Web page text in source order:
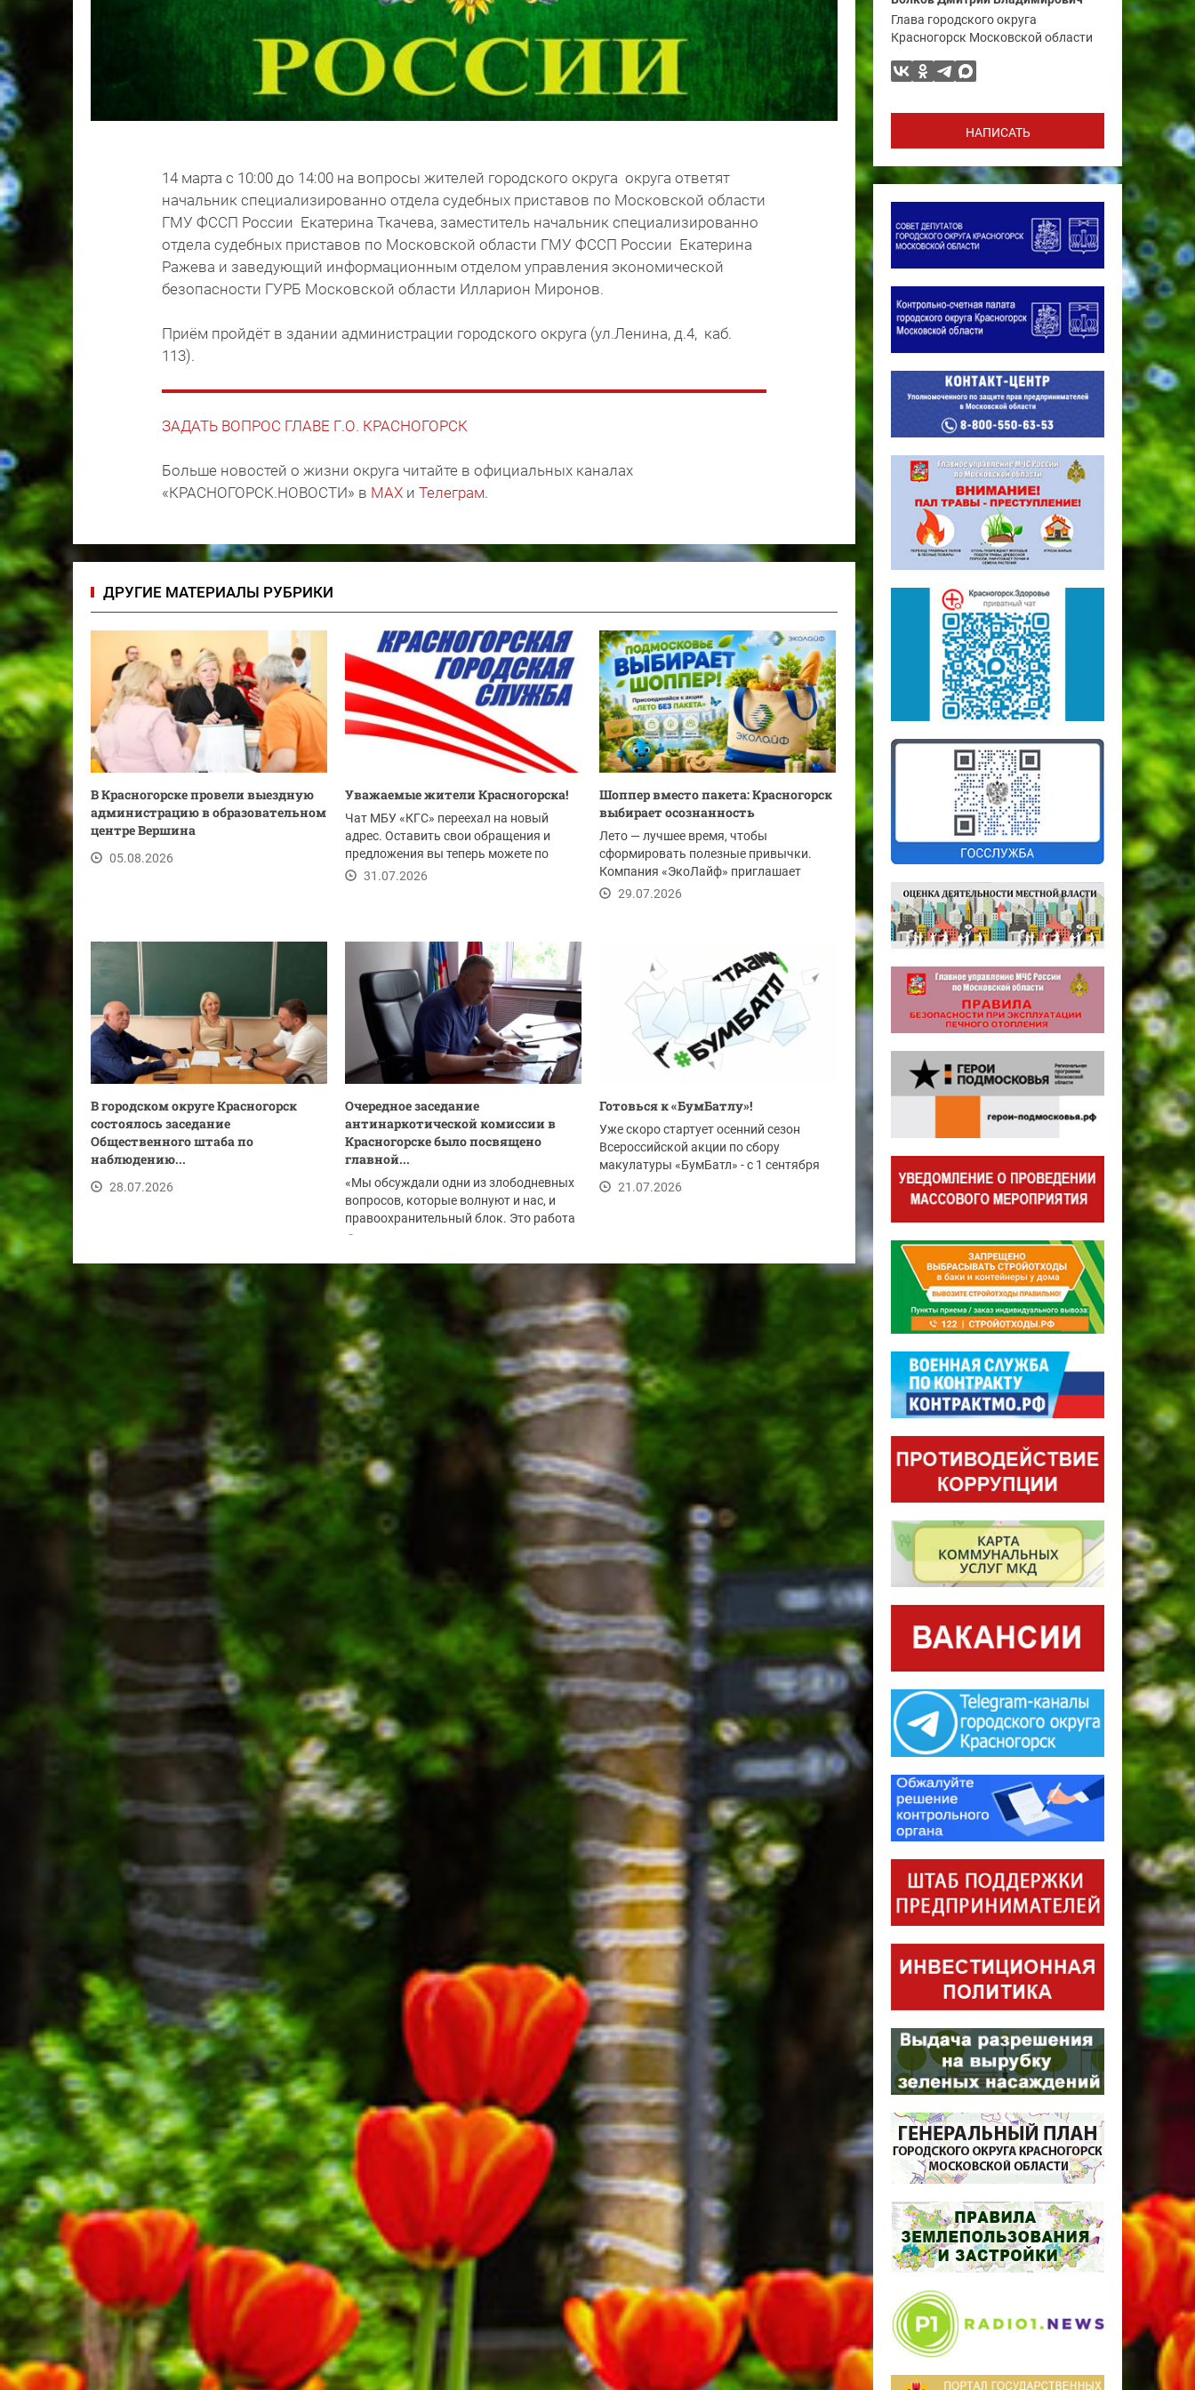
14 марта с 10:00 до 14:00 на вопросы жителей городского округа округа ответят
начальник специализированно отдела судебных приставов по Московской области
ГМУ ФССП России Екатерина Ткачева, заместитель начальник специализированно
отдела судебных приставов по Московской области ГМУ ФССП России Екатерина
Ражева и заведующий информационным отделом управления экономической
безопасности ГУРБ Московской области Илларион Миронов.
Приём пройдёт в здании администрации городского округа (ул.Ленина, д.4, каб.
113).
ЗАДАТЬ ВОПРОС ГЛАВЕ Г.О. КРАСНОГОРСК
Больше новостей о жизни округа читайте в официальных каналах
«КРАСНОГОРСК.НОВОСТИ» в MAX и Телеграм.
ДРУГИЕ МАТЕРИАЛЫ РУБРИКИ
В Красногорске провели выездную
администрацию в образовательном
центре Вершина
05.08.2026
Уважаемые жители Красногорска!
Чат МБУ «КГС» переехал на новый
адрес. Оставить свои обращения и
предложения вы теперь можете по
ссылке.
31.07.2026
Шоппер вместо пакета: Красногорск
выбирает осознанность
Лето — лучшее время, чтобы
сформировать полезные привычки.
Компания «ЭкоЛайф» приглашает
жителей Красногорска и всего...
29.07.2026
В городском округе Красногорск
состоялось заседание
Общественного штаба по
наблюдению...
28.07.2026
Очередное заседание
антинаркотической комиссии в
Красногорске было посвящено
главной...
«Мы обсуждали одни из злободневных
вопросов, которые волнуют и нас, и
правоохранительный блок. Это работа
по...
Готовься к «БумБатлу»!
Уже скоро стартует осенний сезон
Всероссийской акции по сбору
макулатуры «БумБатл» - с 1 сентября
по 30 ноября. Акция...
21.07.2026
Глава городского округа
Красногорск Московской области
НАПИСАТЬ